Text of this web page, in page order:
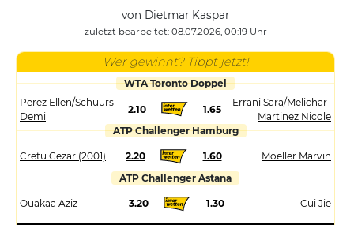
von Dietmar Kaspar
zuletzt bearbeitet: 08.07.2026, 00:19 Uhr
Wer gewinnt? Tippt jetzt!
WTA Toronto Doppel
Perez Ellen/Schuurs
Demi
2.10 1.65
Errani Sara/Melichar-
Martinez Nicole
ATP Challenger Hamburg
Cretu Cezar (2001) 2.20 1.60
Moeller Marvin
ATP Challenger Astana
Ouakaa Aziz 3.20 1.30 Cui Jie